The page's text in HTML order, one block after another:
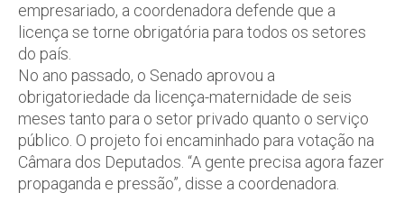
empresariado, a coordenadora defende que a
licença se torne obrigatória para todos os setores
do país.
No ano passado, o Senado aprovou a
obrigatoriedade da licença-maternidade de seis
meses tanto para o setor privado quanto o serviço
público. O projeto foi encaminhado para votação na
Câmara dos Deputados. “A gente precisa agora fazer
propaganda e pressão”, disse a coordenadora.